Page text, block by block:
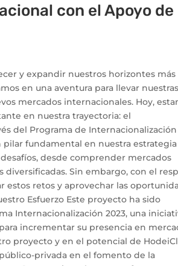
con el Apoyo de
y expandir nuestros horizontes más
en una aventura para llevar nuestras
mercados internacionales. Hoy,
en nuestra trayectoria: el
del Programa de Internacionalización
pilar fundamental en nuestra
desde comprender mercados
diversificadas. Sin embargo, con el
estos retos y aprovechar las
Esfuerzo Este proyecto ha sido
Internacionalización 2023, una
incrementar su presencia en
proyecto y en el potencial de
privada en el fomento de la